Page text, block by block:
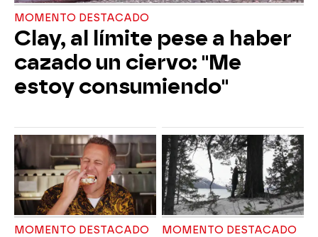
MOMENTO DESTACADO
Clay, al límite pese a haber
cazado un ciervo: "Me
estoy consumiendo"
MOMENTO DESTACADO MOMENTO DESTACADO